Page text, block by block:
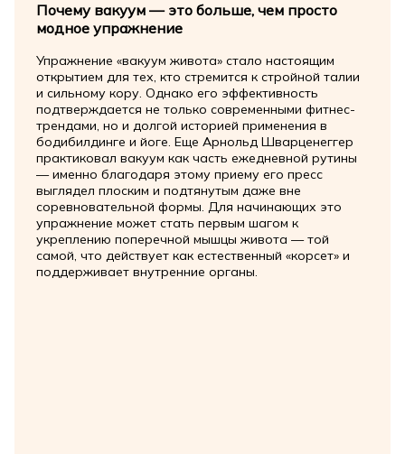
Почему вакуум — это больше, чем просто
модное упражнение
Упражнение «вакуум живота» стало настоящим
открытием для тех, кто стремится к стройной талии
и сильному кору. Однако его эффективность
подтверждается не только современными фитнес-
трендами, но и долгой историей применения в
бодибилдинге и йоге. Еще Арнольд Шварценеггер
практиковал вакуум как часть ежедневной рутины
— именно благодаря этому приему его пресс
выглядел плоским и подтянутым даже вне
соревновательной формы. Для начинающих это
упражнение может стать первым шагом к
укреплению поперечной мышцы живота — той
самой, что действует как естественный «корсет» и
поддерживает внутренние органы.